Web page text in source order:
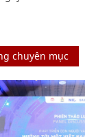
chuyên mục